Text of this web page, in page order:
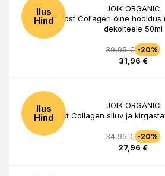
Ilus
Hind
JOIK ORGANIC
Re-Boost Collagen öine hooldus
dekolteele 50ml
39,95 € -20%
31,96 €
Ilus
Hind
JOIK ORGANIC
Re-Boost Collagen siluv ja
34,95 € -20%
27,96 €